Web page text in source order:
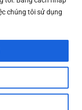
chúng tôi sử dụng
Rights Reserved